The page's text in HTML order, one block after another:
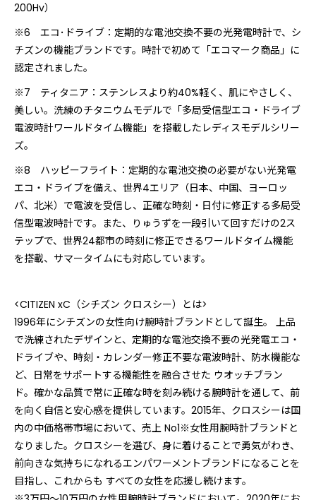
200Hv）
※6 エコ･ドライブ：定期的な電池交換不要の光発電時計で、シ
チズンの機能ブランドです。時計で初めて「エコマーク商品」に
認定されました。
※7 ティタニア：ステンレスより約40%軽く、肌にやさしく、
美しい。洗練のチタニウムモデルで「多局受信型エコ・ドライブ
電波時計ワールドタイム機能」を搭載したレディスモデルシリー
ズ。
※8 ハッピーフライト：定期的な電池交換の必要がない光発電
エコ・ドライブを備え、世界4エリア（日本、中国、ヨーロッ
パ、北米）で電波を受信し、正確な時刻・日付に修正する多局受
信型電波時計です。また、りゅうずを一段引いて回すだけの2ス
テップで、世界24都市の時刻に修正できるワールドタイム機能
を搭載、サマータイムにも対応しています。
<CITIZEN xC（シチズン クロスシー）とは>
1996年にシチズンの女性向け腕時計ブランドとして誕生。 上品
で洗練されたデザインと、定期的な電池交換不要の光発電エコ・
ドライブや、時刻・カレンダー修正不要な電波時計、防水機能な
ど、日常をサポートする機能性を融合させた ウオッチブラン
ド。確かな品質で常に正確な時を刻み続ける腕時計を通して、前
を向く自信と安心感を提供しています。2015年、クロスシーは国
内の中価格帯市場において、売上 No1※女性用腕時計ブランドと
なりました。クロスシーを選び、身に着けることで勇気がわき、
前向きな気持ちになれるエンパワーメントブランドになることを
目指し、これからも すべての女性を応援し続けます。